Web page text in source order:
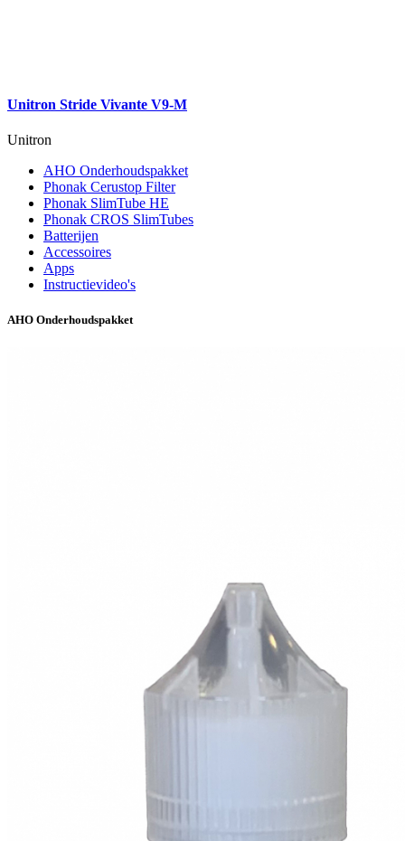
Unitron Stride Vivante V9-M
Unitron
AHO Onderhoudspakket
Phonak Cerustop Filter
Phonak SlimTube HE
Phonak CROS SlimTubes
Batterijen
Accessoires
Apps
Instructievideo's
AHO Onderhoudspakket